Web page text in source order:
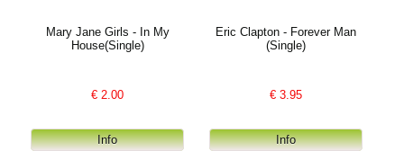
Mary Jane Girls - In My
House(Single)
€ 2.00
Eric Clapton - Forever Man
(Single)
€3.95